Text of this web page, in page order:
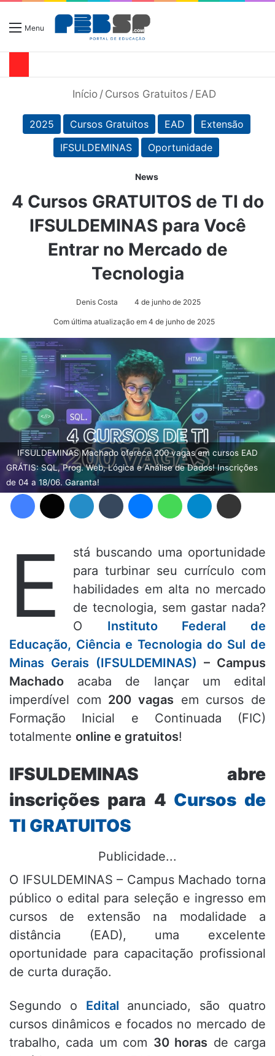
Menu
Início / Cursos Gratuitos / EAD
2025 Cursos Gratuitos EAD
Extensão
IFSULDEMINAS
Oportunidade
News
4 Cursos GRATUITOS de TI do
IFSULDEMINAS para Você
Entrar no Mercado de
Tecnologia
Denis Costa 4 de junho de 2025
Com última atualização em 4 de junho de 2025
IFSULDEMINAS Machado oferece 200 vagas em cursos EAD
GRÁTIS: SQL, Prog. Web, Lógica e Análise de Dados! Inscrições
de 04 a 18/06. Garanta!
Facebook X Linkedin Tumblr Messenger WhatsApp Telegram Compartilhar via e-mail
E
stá buscando uma oportunidade
para turbinar seu currículo com
habilidades em alta no mercado
de tecnologia, sem gastar nada?
O Instituto Federal de
Educação, Ciência e Tecnologia do Sul de
Minas Gerais (IFSULDEMINAS) – Campus
Machado acaba de lançar um edital
imperdível com 200 vagas em cursos de
Formação Inicial e Continuada (FIC)
totalmente online e gratuitos!
IFSULDEMINAS abre
inscrições para 4 Cursos de
TI GRATUITOS
Publicidade...
O IFSULDEMINAS – Campus Machado torna
público o edital para seleção e ingresso em
cursos de extensão na modalidade a
distância (EAD), uma excelente
oportunidade para capacitação profissional
de curta duração.
Segundo o Edital
anunciado, são quatro
cursos dinâmicos e focados no mercado de
trabalho, cada um com 30 horas de carga